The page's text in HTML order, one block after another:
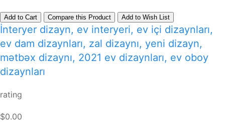
Add to Cart Compare this Product Add to Wish List
İnteryer dizayn, ev interyeri, ev içi dizaynları,
ev dam dizaynları, zal dizaynı, yeni dizayn,
mətbəx dizaynı, 2021 ev dizaynları, ev oboy
dizaynları
rating
$0.00